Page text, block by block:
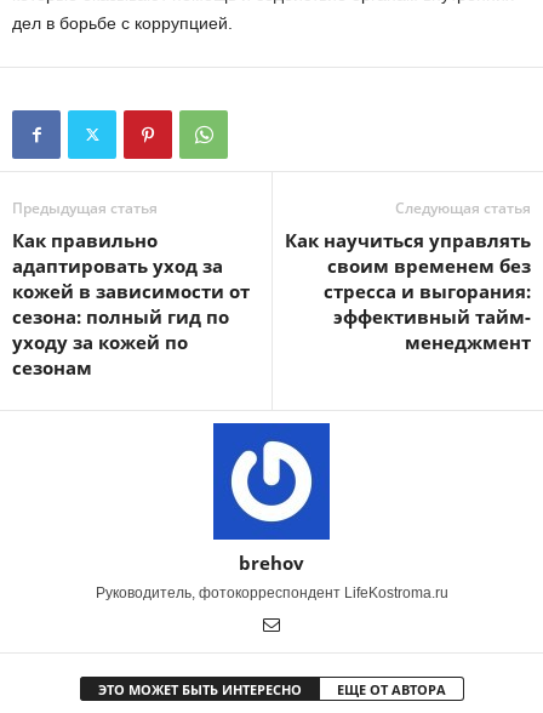
дел в борьбе с коррупцией.
Предыдущая статья
Как правильно
адаптировать уход за
кожей в зависимости от
сезона: полный гид по
уходу за кожей по
сезонам
Следующая статья
Как научиться управлять
своим временем без
стресса и выгорания:
эффективный тайм-
менеджмент
brehov
Руководитель, фотокорреспондент LifeKostroma.ru
ЭТО МОЖЕТ БЫТЬ ИНТЕРЕСНО ЕЩЕ ОТ АВТОРА